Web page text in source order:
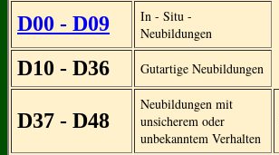
D00 - D09
In - Situ -
Neubildungen
D10 - D36 Gutartige Neubildungen
D37 - D48
Neubildungen mit
unsicherem oder
unbekanntem Verhalten